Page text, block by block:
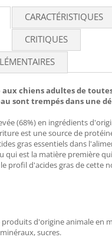
CARACTÉRISTIQUES
CRITIQUES
chiens adultes de
sont trempés dans une
(68%) en ingrédients
est une source de
gras essentiels dans
qui est la matière première
profil d'acides gras de cette
produits d'origine animale en
sucres.